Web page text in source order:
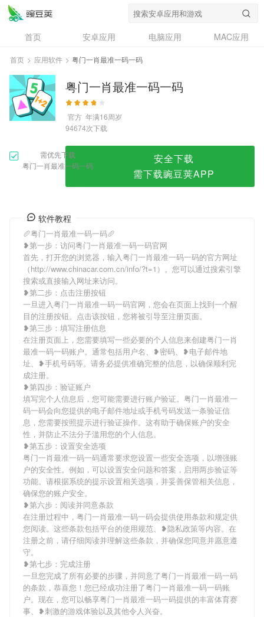
粤门一肖最准一码一码
首页 安卓应用 电脑应用
MAC应用
资讯
专题
问答
首页 > 应用软件 > 粤门一肖最准一码一码
粤门一肖最准一码一码
官方 年满16周岁
94674次下载
需优先下载
粤门一肖最准一码一码
安全下载
需下载豌豆荚APP
软件教程
🥖粤门一肖最准一码一码🥖
❥第一步：访问粤门一肖最准一码一码官网
首先，打开您的浏览器，输入粤门一肖最准一码一码的官方网址
（http://www.chinacar.com.cn/info/?t=1）。您可以通过搜索引擎
搜索或直接输入网址来访问。
❥第二步：点击注册按钮
一旦进入粤门一肖最准一码一码官网，您会在页面上找到一个醒
目的注册按钮。点击该按钮，您将被引导至注册页面。
❥第三步：填写注册信息
在注册页面上，您需要填写一些必要的个人信息来创建粤门一肖
最准一码一码账户。通常包括用户名、❥密码、❥电子邮件地
址、❥手机号码等。请务必提供准确完整的信息，以确保顺利完
成注册。
❥第四步：验证账户
填写完个人信息后，您可能需要进行账户验证。粤门一肖最准一
码一码会向您提供的电子邮件地址或手机号码发送一条验证信
息，您需要按照提示进行验证操作。这有助于确保账户的安全
性，并防止不法分子滥用您的个人信息。
❥第五步：设置安全选项
粤门一肖最准一码一码通常要求您设置一些安全选项，以增强账
户的安全性。例如，可以设置安全问题和答案，启用两步验证等
功能。请根据系统的提示设置相关选项，并妥善保管相关信息，
确保您的账户安全。
❥第六步：阅读并同意条款
在注册过程中，粤门一肖最准一码一码会提供使用条款和规定供
您阅读。这些条款包括平台的使用规范、❥隐私政策等内容。在
注册之前，请仔细阅读并理解这些条款，并确保您同意并愿意遵
守。
❥第七步：完成注册
一旦您完成了所有必要的步骤，并同意了粤门一肖最准一码一码
的条款，恭喜您！您已经成功注册了粤门一肖最准一码一码账
户。现在，您可以畅享粤门一肖最准一码一码提供的丰富体育赛
事、❥刺激的游戏体验以及其他令人兴奋。